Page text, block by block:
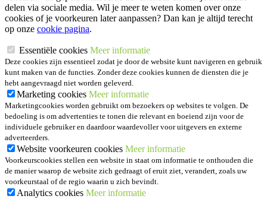
delen via sociale media. Wil je meer te weten komen over onze
cookies of je voorkeuren later aanpassen? Dan kan je altijd terecht
op onze cookie pagina.
Essentiële cookies Meer informatie
Deze cookies zijn essentieel zodat je door de website kunt navigeren en gebruik
kunt maken van de functies. Zonder deze cookies kunnen de diensten die je
hebt aangevraagd niet worden geleverd.
Marketing cookies Meer informatie
Marketingcookies worden gebruikt om bezoekers op websites te volgen. De
bedoeling is om advertenties te tonen die relevant en boeiend zijn voor de
individuele gebruiker en daardoor waardevoller voor uitgevers en externe
adverteerders.
Website voorkeuren cookies Meer informatie
Voorkeurscookies stellen een website in staat om informatie te onthouden die
de manier waarop de website zich gedraagt of eruit ziet, verandert, zoals uw
voorkeurstaal of de regio waarin u zich bevindt.
Analytics cookies Meer informatie